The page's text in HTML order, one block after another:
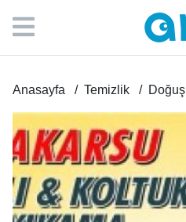
Anasayfa Temizlik